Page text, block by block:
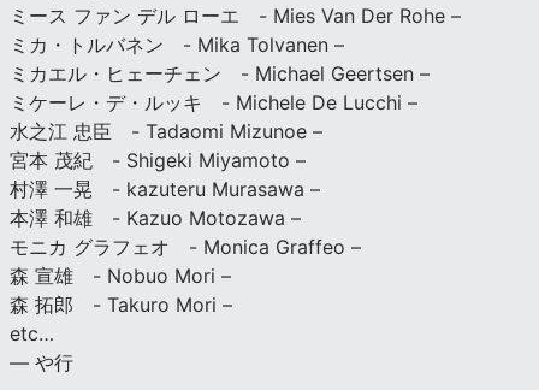
ミース ファン デル ローエ - Mies Van Der Rohe –
ミカ・トルバネン - Mika Tolvanen –
ミカエル・ヒェーチェン - Michael Geertsen –
ミケーレ・デ・ルッキ - Michele De Lucchi –
水之江 忠臣 - Tadaomi Mizunoe –
宮本 茂紀 - Shigeki Miyamoto –
村澤 一晃 - kazuteru Murasawa –
本澤 和雄 - Kazuo Motozawa –
モニカ グラフェオ - Monica Graffeo –
森 宣雄 - Nobuo Mori –
森 拓郎 - Takuro Mori –
etc…
— や行